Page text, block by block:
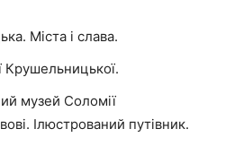
Міста і слава.
Крушельницької.
музей Соломії
Ілюстрований путівник.